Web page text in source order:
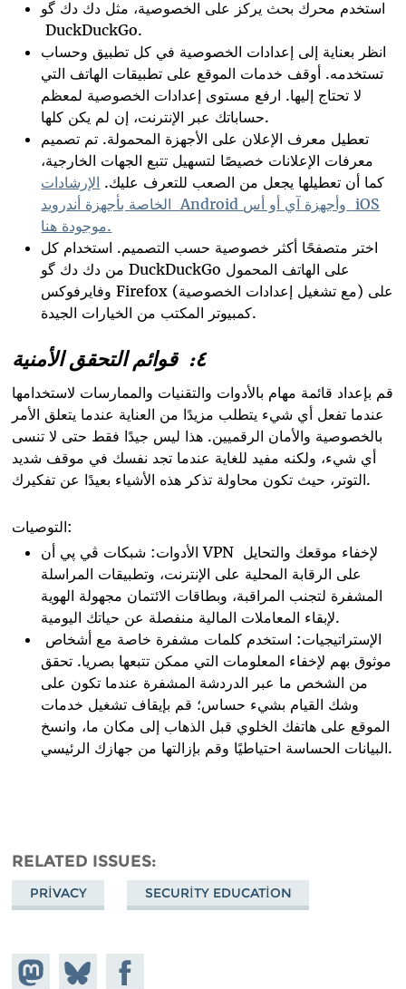
استخدم محرك بحث يركز على الخصوصية، مثل دك دك گو
DuckDuckGo.
انظر بعناية إلى إعدادات الخصوصية في كل تطبيق وحساب
تستخدمه. أوقف خدمات الموقع على تطبيقات الهاتف التي
لا تحتاج إليها. ارفع مستوى إعدادات الخصوصية لمعظم
حساباتك عبر الإنترنت، إن لم يكن كلها.
تعطيل معرف الإعلان على الأجهزة المحمولة. تم تصميم
معرفات الإعلانات خصيصًا لتسهيل تتبع الجهات الخارجية،
كما أن تعطيلها يجعل من الصعب للتعرف عليك. الإرشادات
Android
iOS
موجودة هنا.
اختر متصفحًا أكثر خصوصية حسب التصميم. استخدام كل
من دك دك گو DuckDuckGo على الهاتف المحمول
وفايرفوكس Firefox (مع تشغيل إعدادات الخصوصية) على
كمبيوتر المكتب من الخيارات الجيدة.
٤: قوائم التحقق الأمنية
قم بإعداد قائمة مهام بالأدوات والتقنيات والممارسات لاستخدامها
عندما تفعل أي شيء يتطلب مزيدًا من العناية عندما يتعلق الأمر
بالخصوصية والأمان الرقميين. هذا ليس جيدًا فقط حتى لا تنسى
أي شيء، ولكنه مفيد للغاية عندما تجد نفسك في موقف شديد
التوتر، حيث تكون محاولة تذكر هذه الأشياء بعيدًا عن تفكيرك.
التوصيات:
الأدوات: شبكات ڤي پي أن VPN لإخفاء موقعك والتحايل
على الرقابة المحلية على الإنترنت، وتطبيقات المراسلة
المشفرة لتجنب المراقبة، وبطاقات الائتمان مجهولة الهوية
لإبقاء المعاملات المالية منفصلة عن حياتك اليومية.
موثوق بهم لإخفاء المعلومات التي ممكن تتبعها بصريا. تحقق
من الشخص ما عبر الدردشة المشفرة عندما تكون على
وشك القيام بشيء حساس؛ قم بإيقاف تشغيل خدمات
الموقع على هاتفك الخلوي قبل الذهاب إلى مكان ما، وانسخ
البيانات الحساسة احتياطيًا وقم بإزالتها من جهازك الرئيسي.
RELATED ISSUES
PRIVACY SECURITY EDUCATION
Share onShare
Share on